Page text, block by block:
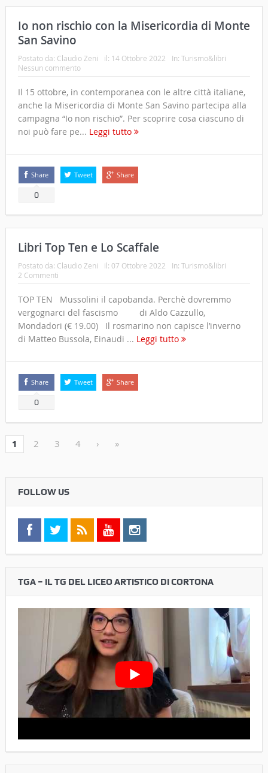
Io non rischio con la Misericordia di Monte
San Savino
Postato da: Claudio Zeni il: 14 Ottobre 2022 In: Turismo&libri
Nessun commento
Il 15 ottobre, in contemporanea con le altre città italiane,
anche la Misericordia di Monte San Savino partecipa alla
campagna “Io non rischio”. Per scoprire cosa ciascuno di
noi può fare pe... Leggi tutto
Share
0
Tweet Share
Libri Top Ten e Lo Scaffale
Postato da: Claudio Zeni il: 07 Ottobre 2022 In: Turismo&libri
2 Commenti
TOP TEN Mussolini il capobanda. Perchè dovremmo
vergognarci del fascismo di Aldo Cazzullo,
Mondadori (€ 19.00) Il rosmarino non capisce l’inverno
di Matteo Bussola, Einaudi ... Leggi tutto
Share
0
Tweet Share
1 2 3 4 › »
FOLLOW US
TGA – IL TG DEL LICEO ARTISTICO DI CORTONA